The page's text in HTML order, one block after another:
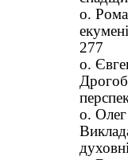
о.
277
о.
о.